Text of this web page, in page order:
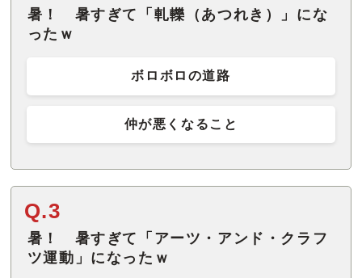
暑！ 暑すぎて「軋轢（あつれき）」にな
ったｗ
ボロボロの道路
仲が悪くなること
Q.3
暑！ 暑すぎて「アーツ・アンド・クラフ
ツ運動」になったｗ